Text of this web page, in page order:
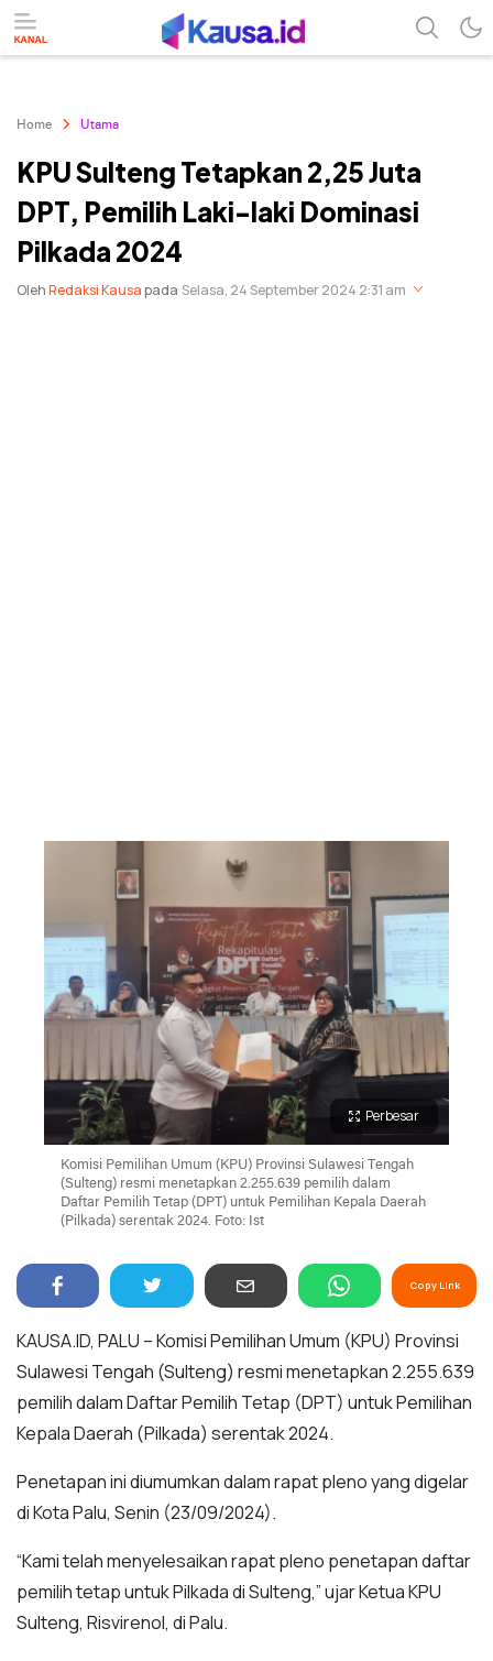
Home Utama
KPU Sulteng Tetapkan 2,25 Juta
DPT, Pemilih Laki-laki Dominasi
Pilkada 2024
OlehRedaksi Kausapada Selasa, 24 September 2024 2:31 am
Perbesar
Komisi Pemilihan Umum (KPU) Provinsi Sulawesi Tengah
(Sulteng) resmi menetapkan 2.255.639 pemilih dalam
Daftar Pemilih Tetap (DPT) untuk Pemilihan Kepala Daerah
(Pilkada) serentak 2024. Foto: Ist
Copy Link
KAUSA.ID, PALU – Komisi Pemilihan Umum (KPU) Provinsi
Sulawesi Tengah (Sulteng) resmi menetapkan 2.255.639
pemilih dalam Daftar Pemilih Tetap (DPT) untuk Pemilihan
Kepala Daerah (Pilkada) serentak 2024.
Penetapan ini diumumkan dalam rapat pleno yang digelar
di Kota Palu, Senin (23/09/2024).
“Kami telah menyelesaikan rapat pleno penetapan daftar
pemilih tetap untuk Pilkada di Sulteng,” ujar Ketua KPU
Sulteng, Risvirenol, di Palu.